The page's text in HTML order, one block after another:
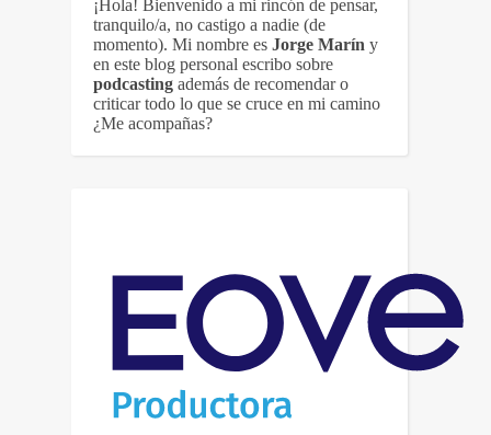
¡Hola! Bienvenido a mi rincón de pensar,
tranquilo/a, no castigo a nadie (de
momento). Mi nombre es Jorge Marín y
en este blog personal escribo sobre
podcasting además de recomendar o
criticar todo lo que se cruce en mi camino
¿Me acompañas?